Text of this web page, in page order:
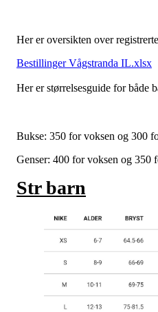
Her er oversikten over
Bestillinger Vågstranda IL.xlsx
Her er størrelsesguide for både
Bukse: 350 for voksen og 300
Genser: 400 for voksen og 350
Str barn